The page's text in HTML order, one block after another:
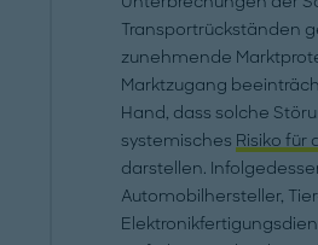
Transportrückständen
zunehmende
Marktzugang
Hand, dass solche
systemisches Risiko für
darstellen.
Automobilhersteller,